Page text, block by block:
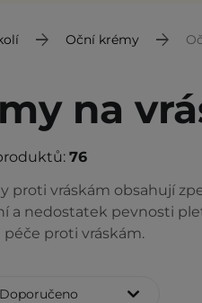
Oční krémy
na
76
proti vráskám obsahují
a nedostatek pevnosti
proti vráskám.
Doporučeno